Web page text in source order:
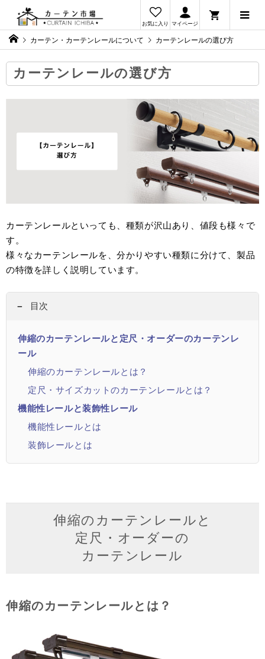
お気に入り マイページ
カーテン・カーテンレールについて カーテンレールの選び方
カーテンレールの選び方
カーテンレールといっても、種類が沢山あり、値段も様々で
す。
様々なカーテンレールを、分かりやすい種類に分けて、製品
の特徴を詳しく説明しています。
目次
伸縮のカーテンレールと定尺・オーダーのカーテンレ
ール
伸縮のカーテンレールとは？
定尺・サイズカットのカーテンレールとは？
機能性レールと装飾性レール
機能性レールとは
装飾レールとは
伸縮のカーテンレールと
定尺・オーダーの
カーテンレール
伸縮のカーテンレールとは？